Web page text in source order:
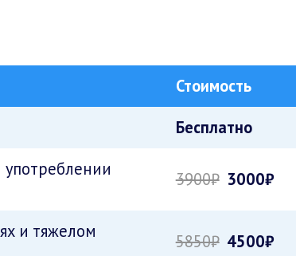
Стоимость
Бесплатно
3900₽ 3000₽
и тяжелом
5850₽ 4500₽